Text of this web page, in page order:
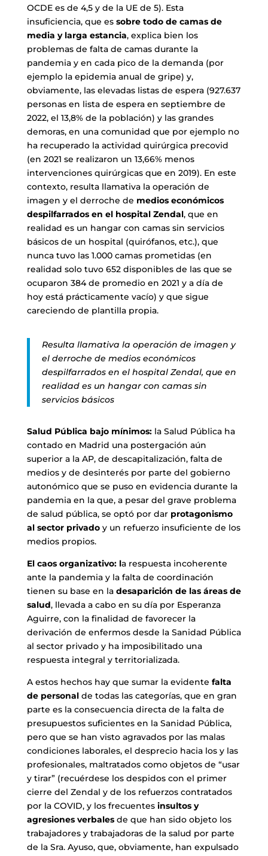
OCDE es de 4,5 y de la UE de 5). Esta
insuficiencia, que es sobre todo de camas de
media y larga estancia, explica bien los
problemas de falta de camas durante la
pandemia y en cada pico de la demanda (por
ejemplo la epidemia anual de gripe) y,
obviamente, las elevadas listas de espera (927.637
personas en lista de espera en septiembre de
2022, el 13,8% de la población) y las grandes
demoras, en una comunidad que por ejemplo no
ha recuperado la actividad quirúrgica precovid
(en 2021 se realizaron un 13,66% menos
intervenciones quirúrgicas que en 2019). En este
contexto, resulta llamativa la operación de
imagen y el derroche de medios económicos
despilfarrados en el hospital Zendal, que en
realidad es un hangar con camas sin servicios
básicos de un hospital (quirófanos, etc.), que
nunca tuvo las 1.000 camas prometidas (en
realidad solo tuvo 652 disponibles de las que se
ocuparon 384 de promedio en 2021 y a día de
hoy está prácticamente vacío) y que sigue
careciendo de plantilla propia.
Resulta llamativa la operación de imagen y
el derroche de medios económicos
despilfarrados en el hospital Zendal, que en
realidad es un hangar con camas sin
servicios básicos
Salud Pública bajo mínimos:la Salud Pública ha
contado en Madrid una postergación aún
superior a la AP, de descapitalización, falta de
medios y de desinterés por parte del gobierno
autonómico que se puso en evidencia durante la
pandemia en la que, a pesar del grave problema
de salud pública, se optó por dar protagonismo
al sector privadoy un refuerzo insuficiente de los
medios propios.
El caos organizativo: la respuesta incoherente
ante la pandemia y la falta de coordinación
tienen su base en la desaparición de las áreas de
salud, llevada a cabo en su día por Esperanza
Aguirre, con la finalidad de favorecer la
derivación de enfermos desde la Sanidad Pública
al sector privado y ha imposibilitado una
respuesta integral y territorializada.
A estos hechos hay que sumar la evidente falta
de personalde todas las categorías, que en gran
parte es la consecuencia directa de la falta de
presupuestos suficientes en la Sanidad Pública,
pero que se han visto agravados por las malas
condiciones laborales, el desprecio hacia los y las
profesionales, maltratados como objetos de “usar
y tirar” (recuérdese los despidos con el primer
cierre del Zendal y de los refuerzos contratados
por la COVID, y los frecuentes insultos y
agresiones verbalesde que han sido objeto los
trabajadores y trabajadoras de la salud por parte
de la Sra. Ayuso, que, obviamente, han expulsado